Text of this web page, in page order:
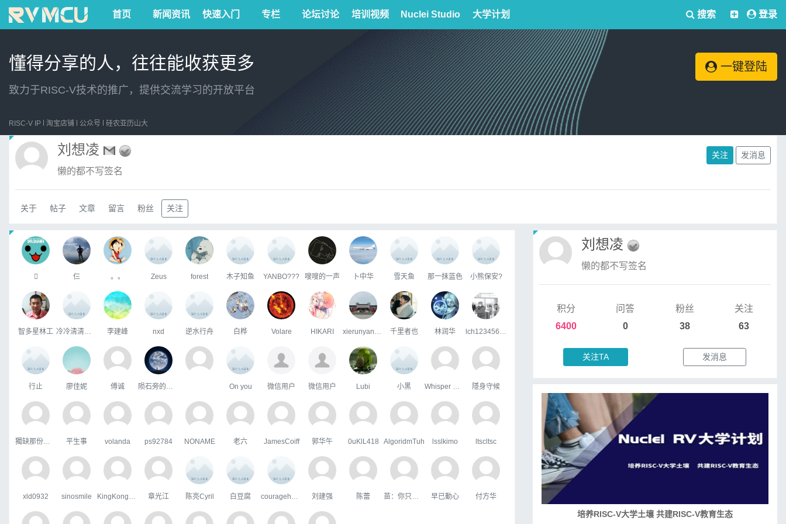
首页 新闻资讯 快速入门 专栏 论坛讨论 培训视频 Nuclei Studio 大学计划 搜索 登录
懂得分享的人，往往能收获更多
致力于RISC-V技术的推广，提供交流学习的开放平台
一键登陆
RISC-V IP 淘宝店铺 公众号 硅农亚历山大
刘想凌
懒的都不写签名
关注 发消息
关于 帖子 文章 留言 粉丝 关注
 仨 。。 Zeus forest 木子知鱼 YANBO??? 嗖嗖的一声 卜中华 雪天鱼 那一抹蓝色 小熊保安?
智多星林工 冷冷清清地风风火火 李建峰 nxd 逆水行舟 白桦 Volare HIKARI xierunyan123 千里者也 林润华 lch123456789
行止 廖佳妮 傅诚 陨石旁的天际 On you 微信用户 微信用户 Lubi 小黑 Whisper Wind 隱身守候
獨缺那份溫暖 平生事 volanda ps92784 NONAME 老六 JamesCoiff 郭华午 0uKlL418 AlgoridmTuh lsslkimo ltscltsc
xld0932 sinosmile KingKongHJG 章光江 陈亮Cyril 白豆腐 courageheart 刘建强 陈蕾 苗：你只属于咱 早已動心 付方华
刘想凌
懒的都不写签名
积分
6400
问答
0
粉丝
38
关注
63
关注TA 发消息
培养RISC-V大学土壤 共建RISC-V教育生态